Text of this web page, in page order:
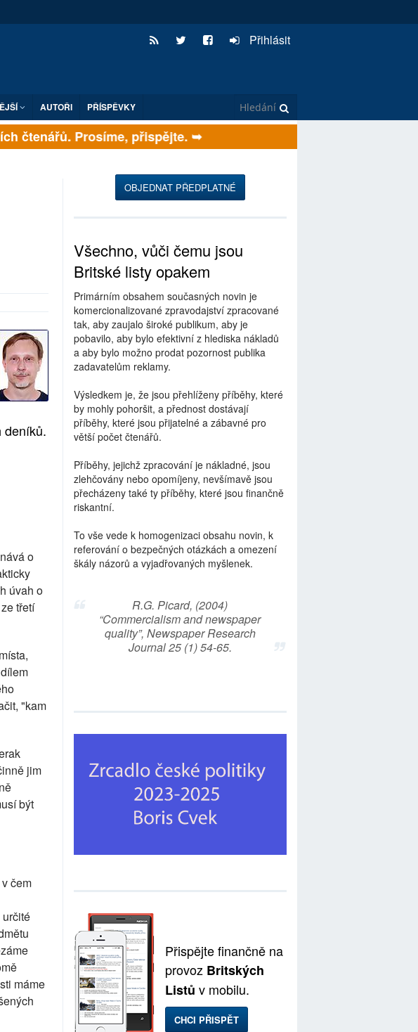
Přihlásit
AUTOŘI PŘÍSPĚVKY
čtenářů. Prosíme, přispějte. ➥
deníků.
o
úvah o
třetí
"kam
jim
být
čem
máme
OBJEDNAT PŘEDPLATNÉ
Všechno, vůči čemu jsou
Britské listy opakem
Primárním obsahem současných novin je
komercionalizované zpravodajství zpracované
tak, aby zaujalo široké publikum, aby je
pobavilo, aby bylo efektivní z hlediska nákladů
a aby bylo možno prodat pozornost publika
zadavatelům reklamy.
Výsledkem je, že jsou přehlíženy příběhy, které
by mohly pohoršit, a přednost dostávají
příběhy, které jsou přijatelné a zábavné pro
větší počet čtenářů.
Příběhy, jejichž zpracování je nákladné, jsou
zlehčovány nebo opomíjeny, nevšímavě jsou
přecházeny také ty příběhy, které jsou finančně
riskantní.
To vše vede k homogenizaci obsahu novin, k
referování o bezpečných otázkách a omezení
škály názorů a vyjadřovaných myšlenek.
R.G. Picard, (2004)
“Commercialism and newspaper
quality”, Newspaper Research
Journal 25 (1) 54-65.
Přispějte finančně na
provoz Britských
Listů v mobilu.
CHCI PŘISPĚT